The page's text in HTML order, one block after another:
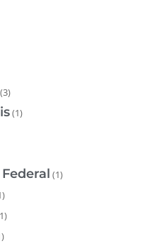
(3)
(1)
(1)